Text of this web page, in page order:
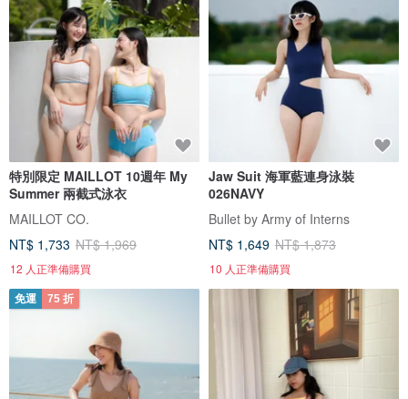
特別限定 MAILLOT 10週年 My
Summer 兩截式泳衣
MAILLOT CO.
NT$ 1,733 NT$ 1,969
12 人正準備購買
Jaw Suit 海軍藍連身泳裝
026NAVY
Bullet by Army of Interns
NT$ 1,649 NT$ 1,873
10 人正準備購買
免運 75 折